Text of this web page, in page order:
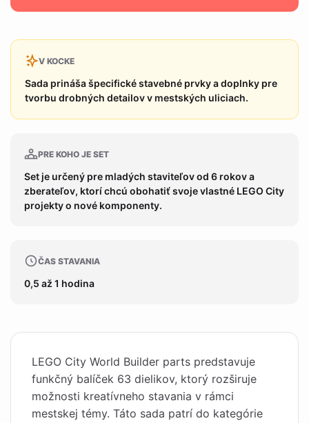
V KOCKE
Sada prináša špecifické stavebné prvky a doplnky pre
tvorbu drobných detailov v mestských uliciach.
PRE KOHO JE SET
Set je určený pre mladých staviteľov od 6 rokov a
zberateľov, ktorí chcú obohatiť svoje vlastné LEGO City
projekty o nové komponenty.
ČAS STAVANIA
0,5 až 1 hodina
LEGO City World Builder parts predstavuje
funkčný balíček 63 dielikov, ktorý rozširuje
možnosti kreatívneho stavania v rámci
mestskej témy. Táto sada patrí do kategórie